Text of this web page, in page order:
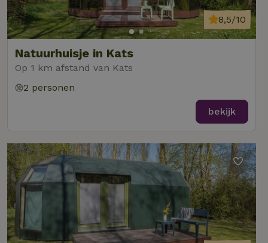
Natuurhuisje in Kats
Op 1 km afstand van Kats
8,5/10
2 personen
bekijk